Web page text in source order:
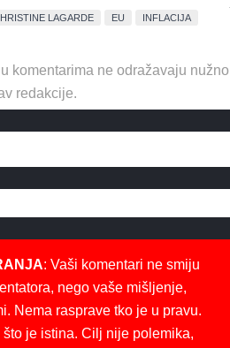
LAGARDE EU INFLACIJA
komentarima ne odražavaju nužno
redakcije.
: Vaši komentari ne smiju
nego vaše mišljenje,
Nema rasprave tko je u pravu.
je istina. Cilj nije polemika,